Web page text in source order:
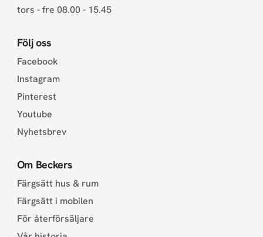
tors - fre 08.00 - 15.45
Följ oss
Facebook
Instagram
Pinterest
Youtube
Nyhetsbrev
Om Beckers
Färgsätt hus & rum
Färgsätt i mobilen
För återförsäljare